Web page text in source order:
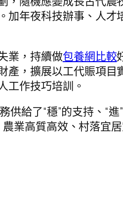
加年夜科技辦事、人才
業，持續做包養網比較
，擴展以工代賑項
工作技巧培訓。
供給了“穩”的支持、“
業高質高效、村落宜